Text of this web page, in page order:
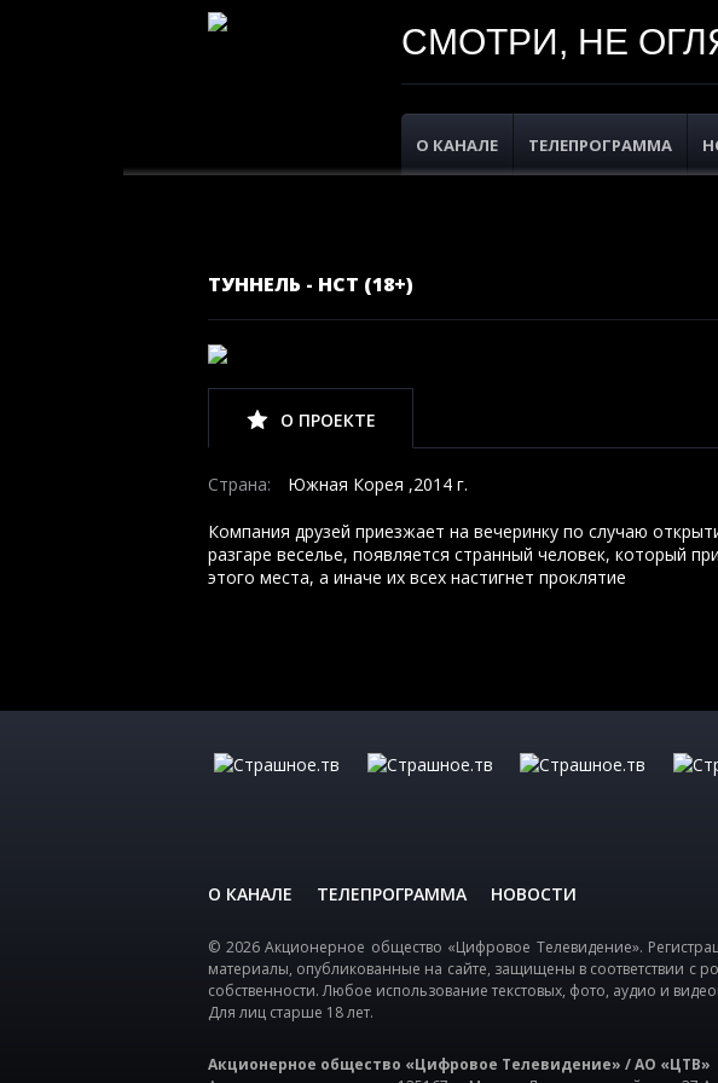
СМОТРИ, НЕ
О КАНАЛЕ ТЕЛЕПРОГРАММА
ТУННЕЛЬ - НСТ (18+)
О ПРОЕКТЕ
Страна: Южная Корея ,2014 г.
Компания друзей приезжает на вечеринку по случаю
разгаре веселье, появляется странный человек, который
этого места, а иначе их всех настигнет проклятие
О КАНАЛЕ ТЕЛЕПРОГРАММА НОВОСТИ
© 2026 Акционерное общество «Цифровое Телевидение».
материалы, опубликованные на сайте, защищены в соответствии с
собственности. Любое использование текстовых, фото, аудио и
Для лиц старше 18 лет.
Акционерное общество «Цифровое Телевидение» / АО «ЦТВ»